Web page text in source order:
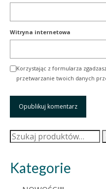
Witryna internetowa
Korzystając z formularza
przetwarzanie twoich danych
Szukaj:
Kategorie